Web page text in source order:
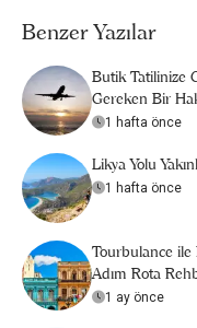
Benzer Yazılar
Butik Tatilinize
Gereken Bir
1 hafta önce
Likya Yolu
1 hafta önce
Tourbulance ile
Adım Rota
1 ay önce